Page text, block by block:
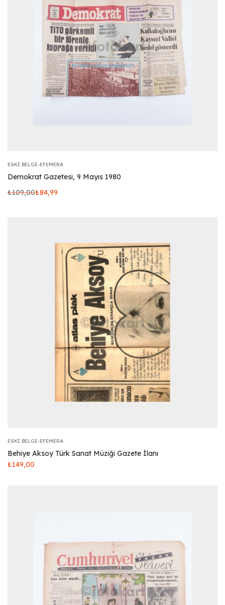
ESKI BELGE-EFEMERA
Demokrat Gazetesi, 9 Mayıs 1980
₺109,00₺84,99
ESKI BELGE-EFEMERA
Behiye Aksoy Türk Sanat Müziği Gazete İlanı
₺149,00